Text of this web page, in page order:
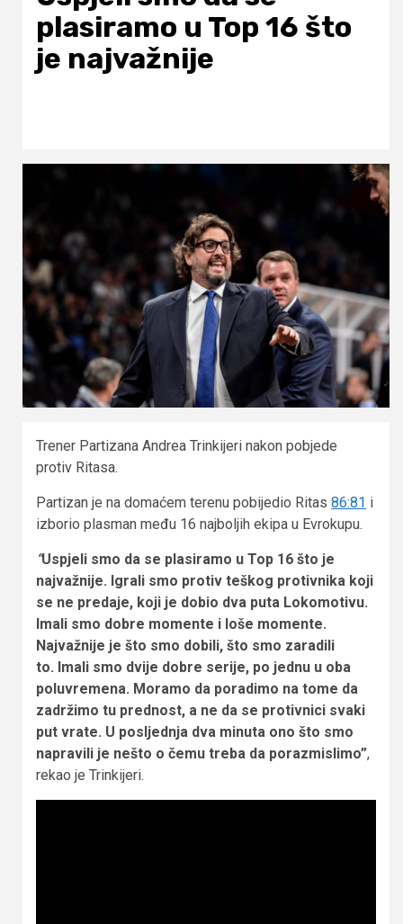
plasiramo u Top 16 što
je najvažnije
Trener Partizana Andrea Trinkijeri nakon pobjede
protiv Ritasa.
Partizan je na domaćem terenu pobijedio Ritas 86:81 i
izborio plasman među 16 najboljih ekipa u Evrokupu.
“Uspjeli smo da se plasiramo u Top 16 što je
najvažnije. Igrali smo protiv teškog protivnika koji
se ne predaje, koji je dobio dva puta Lokomotivu.
Imali smo dobre momente i loše momente.
Najvažnije je što smo dobili, što smo zaradili
to. Imali smo dvije dobre serije, po jednu u oba
poluvremena. Moramo da poradimo na tome da
zadržimo tu prednost, a ne da se protivnici svaki
put vrate. U posljednja dva minuta ono što smo
napravili je nešto o čemu treba da porazmislimo”,
rekao je Trinkijeri.